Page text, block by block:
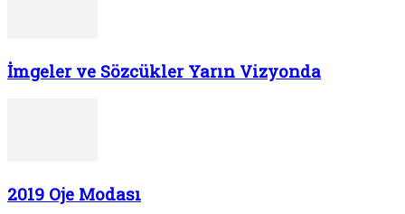
İmgeler ve Sözcükler Yarın Vizyonda
2019 Oje Modası